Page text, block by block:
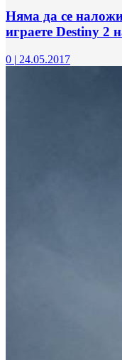
Няма да се
играете Destiny 2
0 | 24.05.2017